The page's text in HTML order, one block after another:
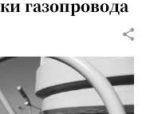
газопровода